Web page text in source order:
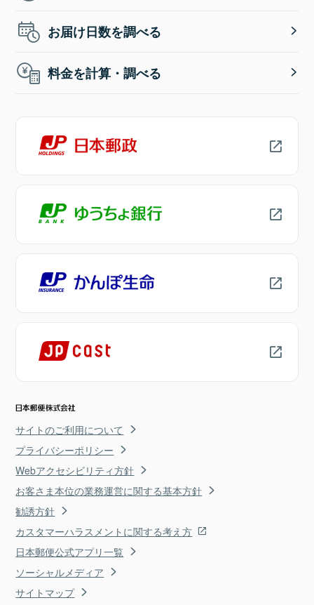
お届け日数を調べる
料金を計算・調べる
サイトのご利用について
プライバシーポリシー
Webアクセシビリティ方針
お客さま本位の業務運営に関する基本方針
勧誘方針
カスタマーハラスメントに関する考え方
日本郵便公式アプリ一覧
ソーシャルメディア
サイトマップ